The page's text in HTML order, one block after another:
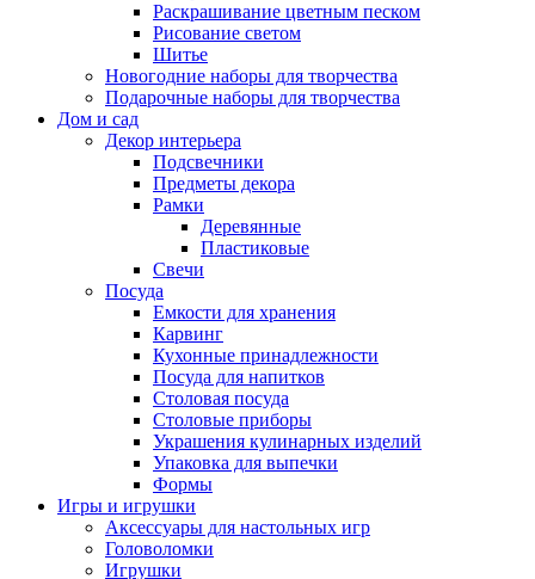
Раскрашивание цветным песком
Рисование светом
Шитье
Новогодние наборы для творчества
Подарочные наборы для творчества
Дом и сад
Декор интерьера
Подсвечники
Предметы декора
Рамки
Деревянные
Пластиковые
Свечи
Посуда
Емкости для хранения
Карвинг
Кухонные принадлежности
Посуда для напитков
Столовая посуда
Столовые приборы
Украшения кулинарных изделий
Упаковка для выпечки
Формы
Игры и игрушки
Аксессуары для настольных игр
Головоломки
Игрушки